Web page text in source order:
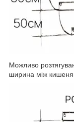
Можливо
ширина між